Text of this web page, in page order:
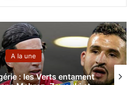
A la une
: les Verts entament